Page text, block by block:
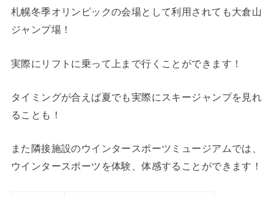
札幌冬季オリンピックの会場として利用されても大倉山
ジャンプ場！
実際にリフトに乗って上まで行くことができます！
タイミングが合えば夏でも実際にスキージャンプを見れ
ることも！
また隣接施設のウインタースポーツミュージアムでは、
ウインタースポーツを体験、体感することができます！